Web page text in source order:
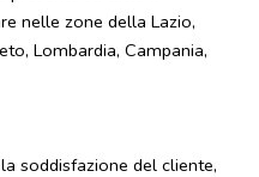
nelle zone della Lazio,
Lombardia, Campania,
soddisfazione del cliente,